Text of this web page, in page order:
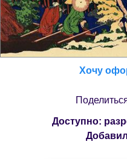
Хочу
Доступно: